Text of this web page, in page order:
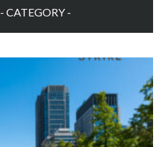
- CATEGORY -